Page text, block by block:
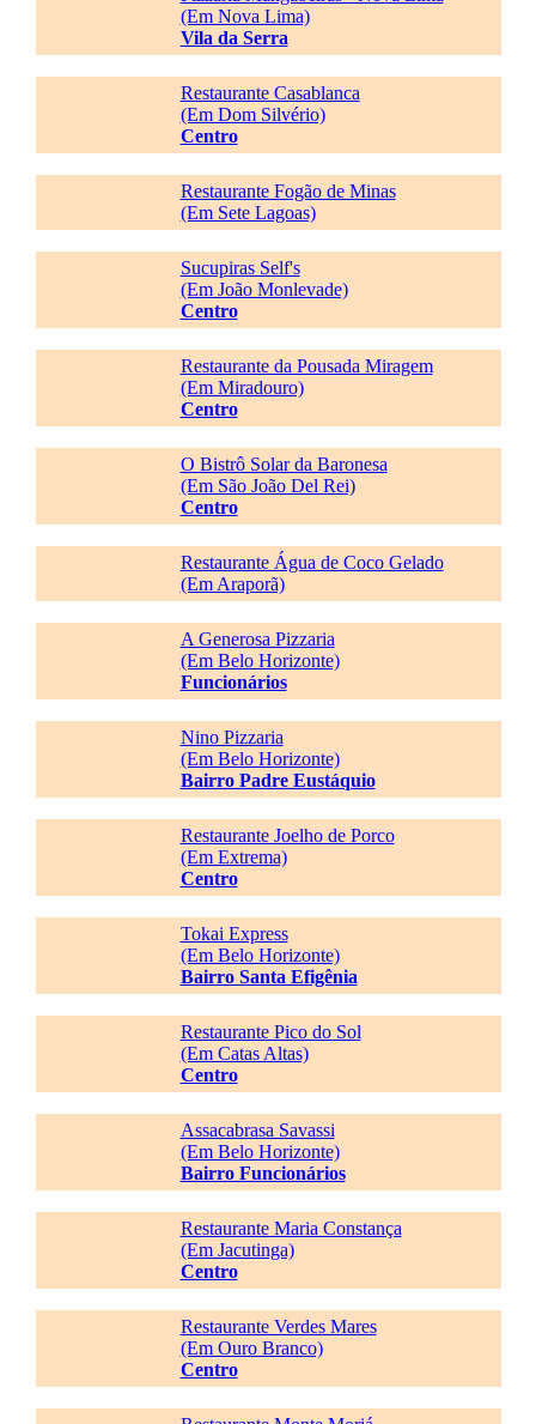
(Em Nova Lima)
Vila da Serra
Restaurante Casablanca
(Em Dom Silvério)
Centro
Restaurante Fogão de Minas
(Em Sete Lagoas)
Sucupiras Self's
(Em João Monlevade)
Centro
Restaurante da Pousada Miragem
(Em Miradouro)
Centro
O Bistrô Solar da Baronesa
(Em São João Del Rei)
Centro
Restaurante Água de Coco Gelado
(Em Araporã)
A Generosa Pizzaria
(Em Belo Horizonte)
Funcionários
Nino Pizzaria
(Em Belo Horizonte)
Bairro Padre Eustáquio
Restaurante Joelho de Porco
(Em Extrema)
Centro
Tokai Express
(Em Belo Horizonte)
Bairro Santa Efigênia
Restaurante Pico do Sol
(Em Catas Altas)
Centro
Assacabrasa Savassi
(Em Belo Horizonte)
Bairro Funcionários
Restaurante Maria Constança
(Em Jacutinga)
Centro
Restaurante Verdes Mares
(Em Ouro Branco)
Centro